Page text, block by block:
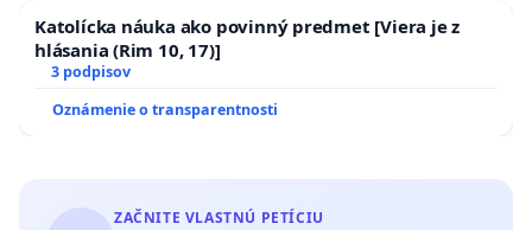
Katolícka náuka ako povinný predmet [Viera je z
hlásania (Rim 10, 17)]
3 podpisov
Oznámenie o transparentnosti
ZAČNITE VLASTNÚ PETÍCIU